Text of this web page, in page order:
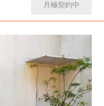
月極契約中